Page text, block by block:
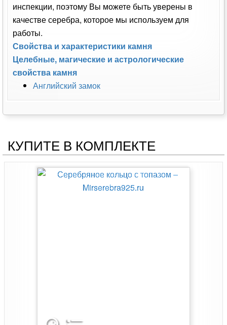
инспекции, поэтому Вы можете быть уверены в
качестве серебра, которое мы используем для
работы.
Свойства и характеристики камня
Целебные, магические и астрологические
свойства камня
Английский замок
КУПИТЕ В КОМПЛЕКТЕ